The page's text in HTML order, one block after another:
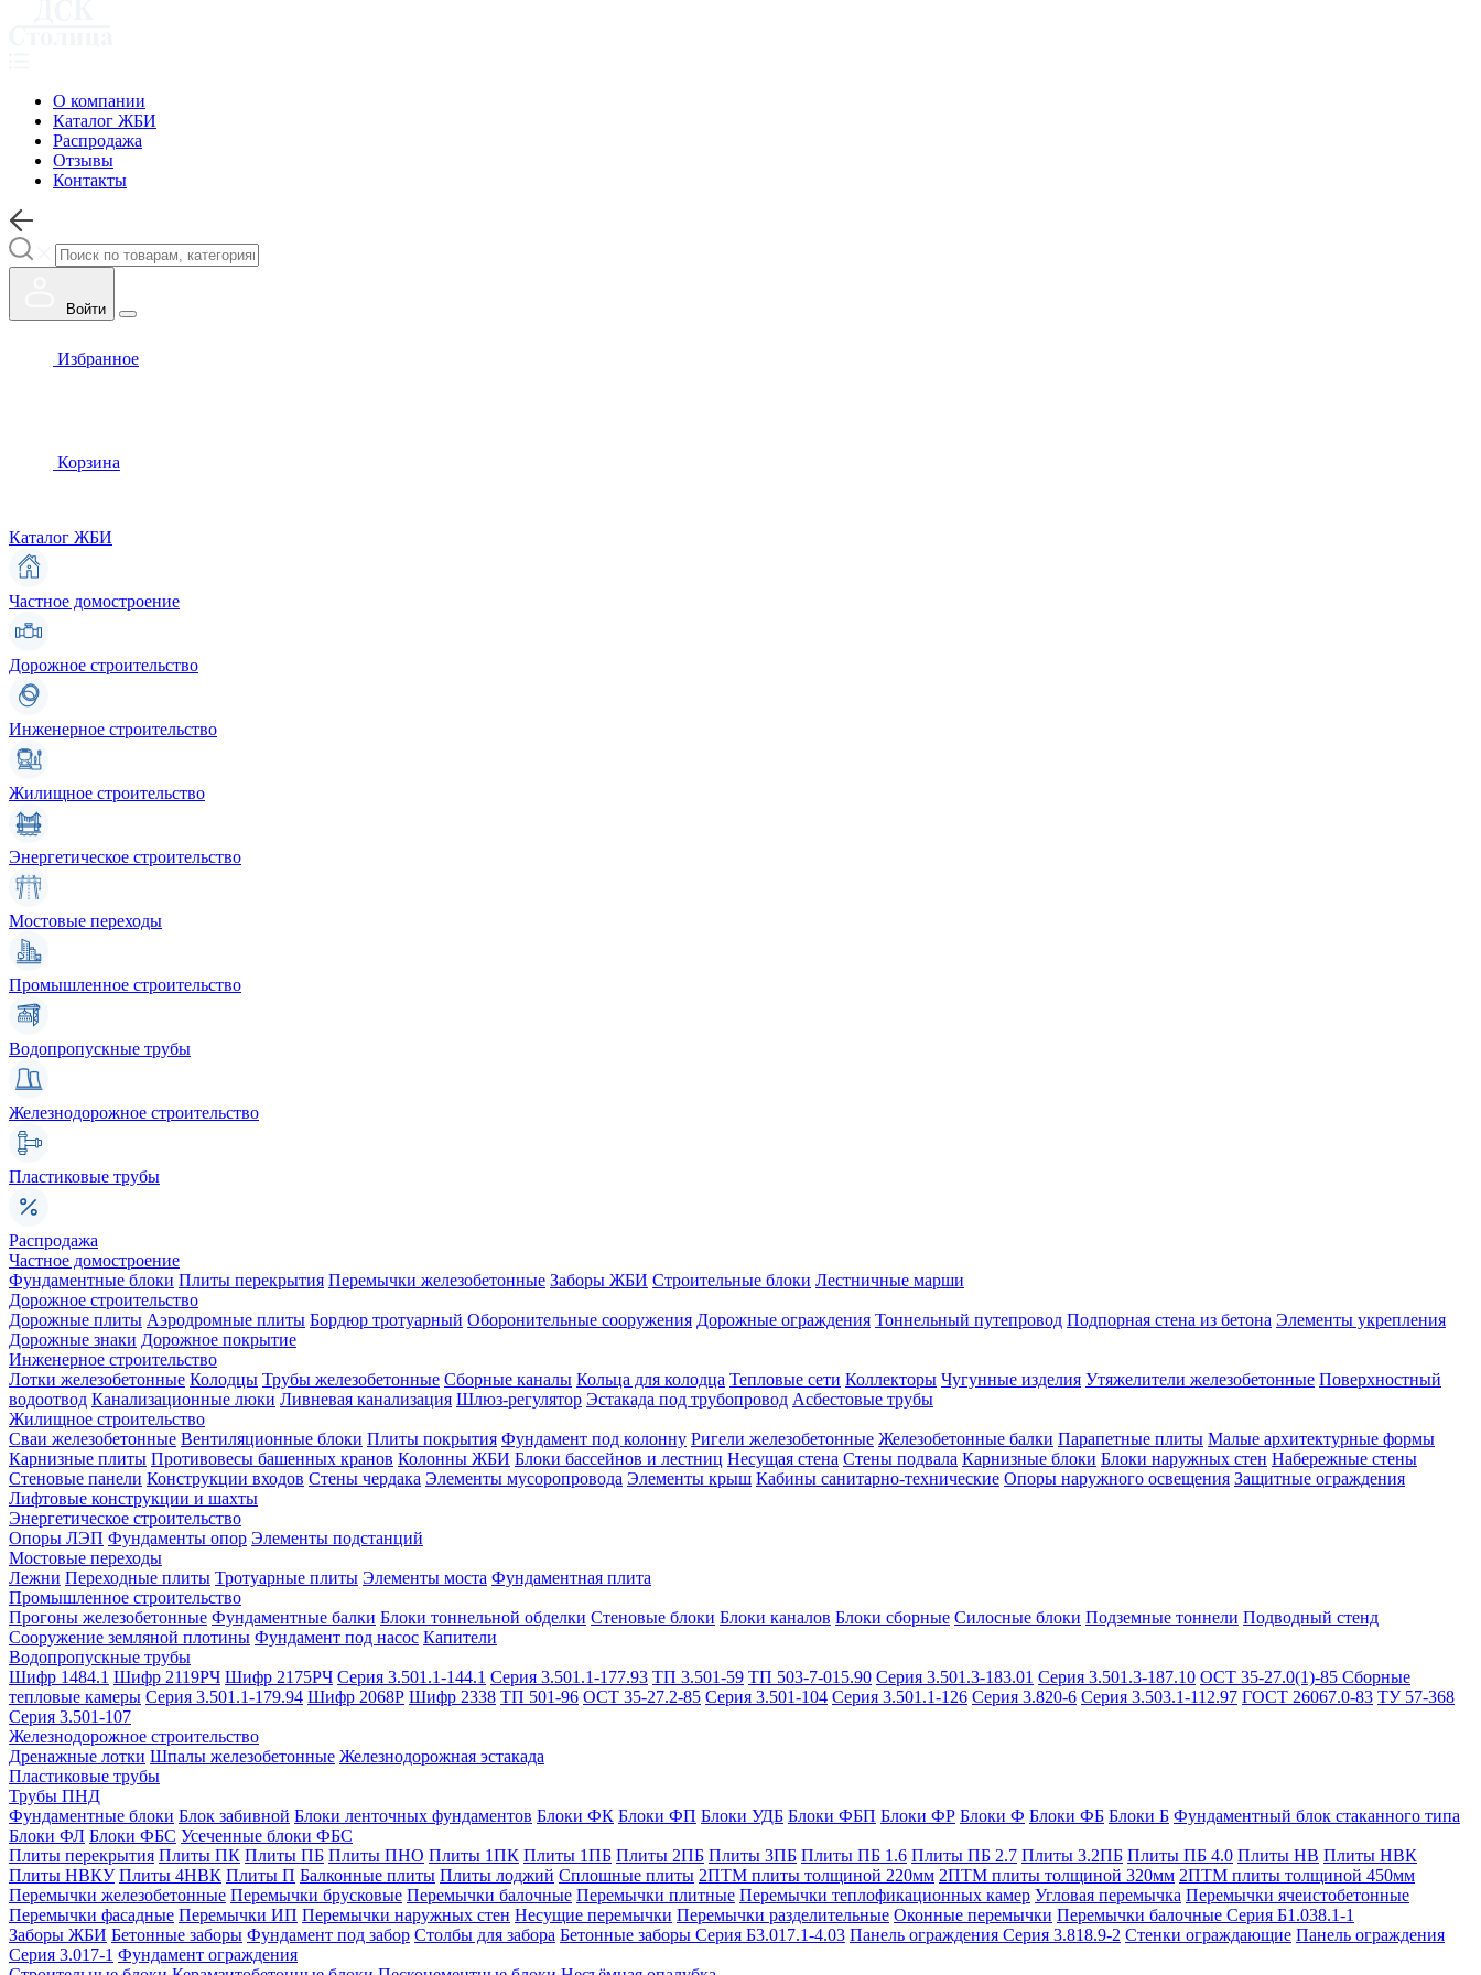
О компании
Каталог ЖБИ
Распродажа
Отзывы
Контакты
Войти
Избранное
Корзина
Каталог ЖБИ
Частное домостроение
Дорожное строительство
Инженерное строительство
Жилищное строительство
Энергетическое строительство
Мостовые переходы
Промышленное строительство
Водопропускные трубы
Железнодорожное строительство
Пластиковые трубы
Распродажа
Частное домостроение
Фундаментные блоки Плиты перекрытия Перемычки железобетонные Заборы ЖБИ Строительные блоки Лестничные марши
Дорожное строительство
Дорожные плиты Аэродромные плиты Бордюр тротуарный Оборонительные сооружения Дорожные ограждения Тоннельный путепровод Подпорная стена из бетона Элементы укрепления
Дорожные знаки Дорожное покрытие
Инженерное строительство
Лотки железобетонные Колодцы Трубы железобетонные Сборные каналы Кольца для колодца Тепловые сети Коллекторы Чугунные изделия Утяжелители железобетонные Поверхностный
водоотвод Канализационные люки Ливневая канализация Шлюз-регулятор Эстакада под трубопровод Асбестовые трубы
Жилищное строительство
Сваи железобетонные Вентиляционные блоки Плиты покрытия Фундамент под колонну Ригели железобетонные Железобетонные балки Парапетные плиты Малые архитектурные формы
Карнизные плиты Противовесы башенных кранов Колонны ЖБИ Блоки бассейнов и лестниц Несущая стена Стены подвала Карнизные блоки Блоки наружных стен Набережные стены
Стеновые панели Конструкции входов Стены чердака Элементы мусоропровода Элементы крыш Кабины санитарно-технические Опоры наружного освещения Защитные ограждения
Лифтовые конструкции и шахты
Энергетическое строительство
Опоры ЛЭП Фундаменты опор Элементы подстанций
Мостовые переходы
Лежни Переходные плиты Тротуарные плиты Элементы моста Фундаментная плита
Промышленное строительство
Прогоны железобетонные Фундаментные балки Блоки тоннельной обделки Стеновые блоки Блоки каналов Блоки сборные Силосные блоки Подземные тоннели Подводный стенд
Сооружение земляной плотины Фундамент под насос Капители
Водопропускные трубы
Шифр 1484.1 Шифр 2119РЧ Шифр 2175РЧ Серия 3.501.1-144.1 Серия 3.501.1-177.93 ТП 3.501-59 ТП 503-7-015.90 Серия 3.501.3-183.01 Серия 3.501.3-187.10 ОСТ 35-27.0(1)-85 Сборные
тепловые камеры Серия 3.501.1-179.94 Шифр 2068Р Шифр 2338 ТП 501-96 ОСТ 35-27.2-85 Серия 3.501-104 Серия 3.501.1-126 Серия 3.820-6 Серия 3.503.1-112.97 ГОСТ 26067.0-83 ТУ 57-368
Серия 3.501-107
Железнодорожное строительство
Дренажные лотки Шпалы железобетонные Железнодорожная эстакада
Пластиковые трубы
Трубы ПНД
Фундаментные блоки Блок забивной Блоки ленточных фундаментов Блоки ФК Блоки ФП Блоки УДБ Блоки ФБП Блоки ФР Блоки Ф Блоки ФБ Блоки Б Фундаментный блок стаканного типа
Блоки ФЛ Блоки ФБС Усеченные блоки ФБС
Плиты перекрытия Плиты ПК Плиты ПБ Плиты ПНО Плиты 1ПК Плиты 1ПБ Плиты 2ПБ Плиты 3ПБ Плиты ПБ 1.6 Плиты ПБ 2.7 Плиты 3.2ПБ Плиты ПБ 4.0 Плиты НВ Плиты НВК
Плиты НВКУ Плиты 4НВК Плиты П Балконные плиты Плиты лоджий Сплошные плиты 2ПТМ плиты толщиной 220мм 2ПТМ плиты толщиной 320мм 2ПТМ плиты толщиной 450мм
Перемычки железобетонные Перемычки брусковые Перемычки балочные Перемычки плитные Перемычки теплофикационных камер Угловая перемычка Перемычки ячеистобетонные
Перемычки фасадные Перемычки ИП Перемычки наружных стен Несущие перемычки Перемычки разделительные Оконные перемычки Перемычки балочные Серия Б1.038.1-1
Заборы ЖБИ Бетонные заборы Фундамент под забор Столбы для забора Бетонные заборы Серия Б3.017.1-4.03 Панель ограждения Серия 3.818.9-2 Стенки ограждающие Панель ограждения
Серия 3.017-1 Фундамент ограждения